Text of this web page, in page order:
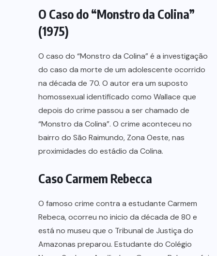
O Caso do “Monstro da Colina”
(1975)
O caso do “Monstro da Colina” é a investigação
do caso da morte de um adolescente ocorrido
na década de 70. O autor era um suposto
homossexual identificado como Wallace que
depois do crime passou a ser chamado de
“Monstro da Colina”. O crime aconteceu no
bairro do São Raimundo, Zona Oeste, nas
proximidades do estádio da Colina.
Caso Carmem Rebecca
O famoso crime contra a estudante Carmem
Rebeca, ocorreu no inicio da década de 80 e
está no museu que o Tribunal de Justiça do
Amazonas preparou. Estudante do Colégio